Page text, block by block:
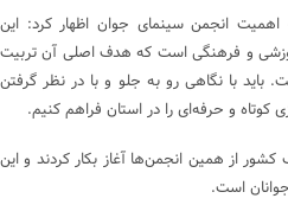
انجمن سینمای جوان اظهار کرد: این
و فرهنگی است که هدف اصلی آن تربیت
با نگاهی رو به جلو و با در نظر گرفتن
و حرفه‌ای را در استان فراهم کنیم.
از همین انجمن‌ها آغاز بکار کردند و این
است.